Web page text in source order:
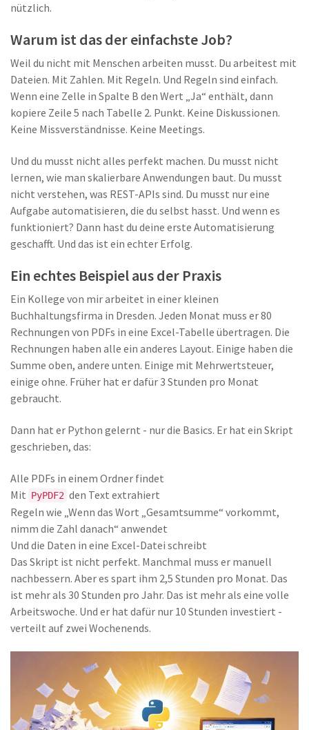
nützlich.
Warum ist das der einfachste Job?
Weil du nicht mit Menschen arbeiten musst. Du arbeitest mit
Dateien. Mit Zahlen. Mit Regeln. Und Regeln sind einfach.
Wenn eine Zelle in Spalte B den Wert „Ja“ enthält, dann
kopiere Zeile 5 nach Tabelle 2. Punkt. Keine Diskussionen.
Keine Missverständnisse. Keine Meetings.
Und du musst nicht alles perfekt machen. Du musst nicht
lernen, wie man skalierbare Anwendungen baut. Du musst
nicht verstehen, was REST-APIs sind. Du musst nur eine
Aufgabe automatisieren, die du selbst hasst. Und wenn es
funktioniert? Dann hast du deine erste Automatisierung
geschafft. Und das ist ein echter Erfolg.
Ein echtes Beispiel aus der Praxis
Ein Kollege von mir arbeitet in einer kleinen
Buchhaltungsfirma in Dresden. Jeden Monat muss er 80
Rechnungen von PDFs in eine Excel-Tabelle übertragen. Die
Rechnungen haben alle ein anderes Layout. Einige haben die
Summe oben, andere unten. Einige mit Mehrwertsteuer,
einige ohne. Früher hat er dafür 3 Stunden pro Monat
gebraucht.
Dann hat er Python gelernt - nur die Basics. Er hat ein Skript
geschrieben, das:
Alle PDFs in einem Ordner findet
Mit PyPDF2 den Text extrahiert
Regeln wie „Wenn das Wort „Gesamtsumme“ vorkommt,
nimm die Zahl danach“ anwendet
Und die Daten in eine Excel-Datei schreibt
Das Skript ist nicht perfekt. Manchmal muss er manuell
nachbessern. Aber es spart ihm 2,5 Stunden pro Monat. Das
ist mehr als 30 Stunden pro Jahr. Das ist mehr als eine volle
Arbeitswoche. Und er hat dafür nur 10 Stunden investiert -
verteilt auf zwei Wochenends.